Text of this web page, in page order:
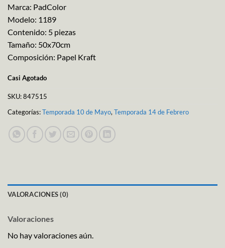
Marca: PadColor
Modelo: 1189
Contenido: 5 piezas
Tamaño: 50x70cm
Composición: Papel Kraft
Casi Agotado
SKU:847515
Categorías:Temporada 10 de Mayo, Temporada 14 de Febrero
VALORACIONES (0)
Valoraciones
No hay valoraciones aún.